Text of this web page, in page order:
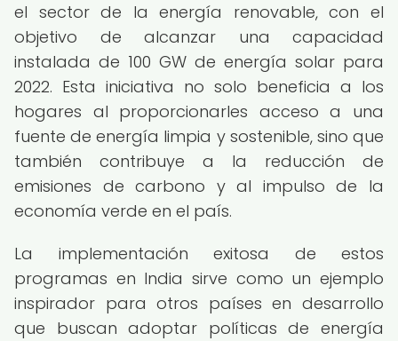
el sector de la energía renovable, con el
objetivo de alcanzar una capacidad
instalada de 100 GW de energía solar para
2022. Esta iniciativa no solo beneficia a los
hogares al proporcionarles acceso a una
fuente de energía limpia y sostenible, sino que
también contribuye a la reducción de
emisiones de carbono y al impulso de la
economía verde en el país.
La implementación exitosa de estos
programas en India sirve como un ejemplo
inspirador para otros países en desarrollo
que buscan adoptar políticas de energía